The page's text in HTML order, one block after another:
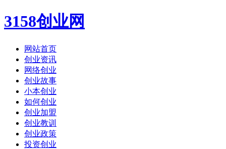
3158创业网
网站首页
创业资讯
网络创业
创业故事
小本创业
如何创业
创业加盟
创业教训
创业政策
投资创业